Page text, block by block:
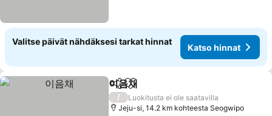
Valitse päivät nähdäksesi tarkat hinnat
Katso hinnat
Jaa Lisää suosikkeihin
이음채
/
Luokitusta ei ole saatavilla
Jeju-si, 14.2 km kohteesta Seogwipo